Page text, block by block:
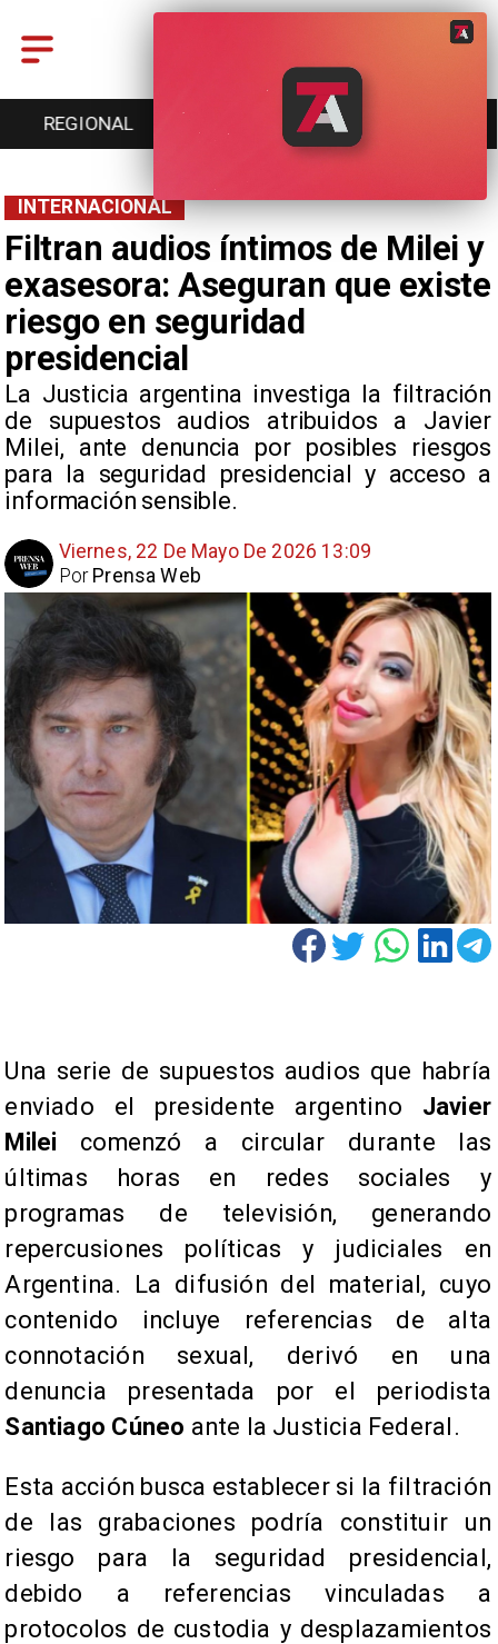
ENTRETENCIÓN
Filtran audios íntimos de Milei y
exasesora: Aseguran que existe
riesgo en seguridad
presidencial
La Justicia argentina investiga la filtración
de supuestos audios atribuidos a Javier
Milei, ante denuncia por posibles riesgos
para la seguridad presidencial y acceso a
información sensible.
INTERNACIONAL
Viernes, 22 De Mayo De 2026 13:09
Prensa Web
Por
Una serie de supuestos audios que habría
enviado el presidente argentino Javier
Milei comenzó a circular durante las
últimas horas en redes sociales y
programas de televisión, generando
repercusiones políticas y judiciales en
Argentina. La difusión del material, cuyo
contenido incluye referencias de alta
connotación sexual, derivó en una
denuncia presentada por el periodista
Santiago Cúneo ante la Justicia Federal.
Esta acción busca establecer si la filtración
de las grabaciones podría constituir un
riesgo para la seguridad presidencial,
debido a referencias vinculadas a
protocolos de custodia y desplazamientos